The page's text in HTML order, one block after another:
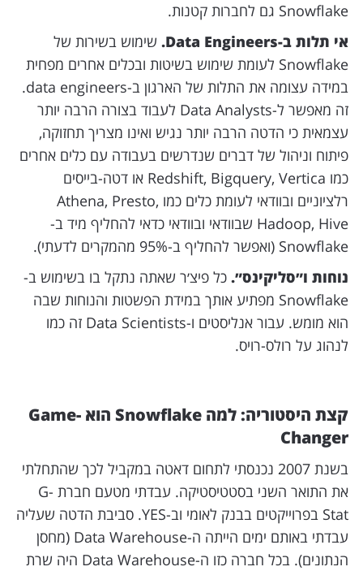
Snowflake גם לחברות קטנות.
אי תלות ב-Data Engineers.
שימוש בשירות של
Snowflake לעומת שימוש בשיטות ובכלים אחרים מפחית
במידה עצומה את התלות של הארגון ב-data engineers.
זה מאפשר ל-Data Analysts לעבוד בצורה הרבה יותר
עצמאית כי הדטה הרבה יותר נגיש ואינו מצריך תחזוקה,
פיתוח וניהול של דברים שנדרשים בעבודה עם כלים אחרים
כמו Redshift, Bigquery, Vertica או דטה-בייסים
רלציוניים ובוודאי לעומת כלים כמו Athena, Presto,
Hadoop, Hive שבוודאי ובוודאי כדאי להחליף מיד ב-
Snowflake (ואפשר להחליף ב-95% מהמקרים לדעתי).
נוחות ו״סליקינס״. כל פיצ׳ר שאתה נתקל בו בשימוש ב-
Snowflake מפתיע אותך במידת הפשטות והנוחות שבה
הוא מומש. עבור אנליסטים ו-Data Scientists זה כמו
לנהוג על רולס-רויס.
קצת היסטוריה: למה Snowflake הוא Game-
Changer
בשנת 2007 נכנסתי לתחום דאטה במקביל לכך שהתחלתי
את התואר השני בסטטיסטיקה. עבדתי מטעם חברת G-
Stat בפרוייקטים בבנק לאומי וב-YES. סביבת הדטה שעליה
עבדתי באותם ימים הייתה ה-Data Warehouse (מחסן
הנתונים). בכל חברה כזו ה-Data Warehouse היה שרת